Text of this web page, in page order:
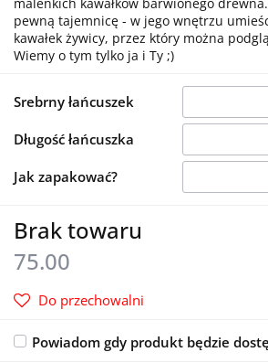
pewną tajemnicę - w jego wnętrzu
kawałek żywicy, przez który można
Wiemy o tym tylko ja i Ty ;)
Srebrny łańcuszek
Długość łańcuszka
Jak zapakować?
Brak towaru
75.00
Do przechowalni
Powiadom gdy produkt będzie